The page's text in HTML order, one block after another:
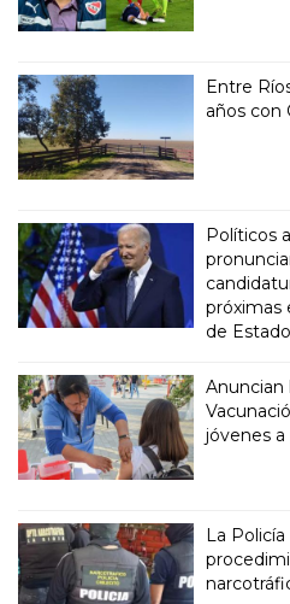
Entre
años con
Políticos
próximas
de
Anuncian
jóvenes a
La Policía